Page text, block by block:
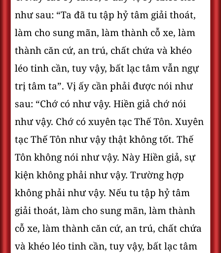
như sau: “Ta đã tu tập hỷ tâm giải thoát,
làm cho sung mãn, làm thành cỗ xe, làm
thành căn cứ, an trú, chất chứa và khéo
léo tinh cần, tuy vậy, bất lạc tâm vẫn ngự
trị tâm ta”. Vị ấy cần phải được nói như
sau: “Chớ có như vậy. Hiền giả chớ nói
như vậy. Chớ có xuyên tạc Thế Tôn. Xuyên
tạc Thế Tôn như vậy thật không tốt. Thế
Tôn không nói như vậy. Này Hiền giả, sự
kiện không phải như vậy. Trường hợp
không phải như vậy. Nếu tu tập hỷ tâm
giải thoát, làm cho sung mãn, làm thành
cỗ xe, làm thành căn cứ, an trú, chất chứa
và khéo léo tinh cần, tuy vậy, bất lạc tâm